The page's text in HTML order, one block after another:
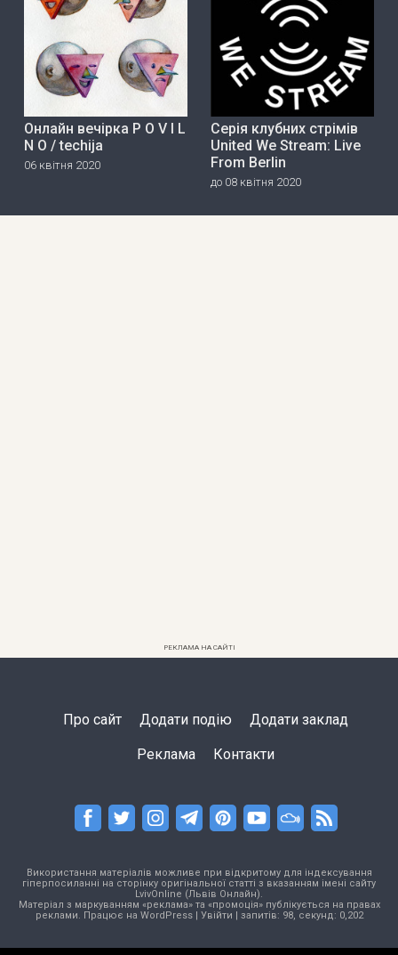
Онлайн вечірка P O V I L
N O / techija
06 квітня 2020
Серія клубних стрімів
United We Stream: Live
From Berlin
до 08 квітня 2020
РЕКЛАМА НА САЙТІ
Про сайт Додати подію Додати заклад
Реклама Контакти
Використання матеріалів можливе при відкритому для індексування
гіперпосиланні на сторінку оригінальної статті з вказанням імені сайту
LvivOnline (Львів Онлайн).
Матеріал з маркуванням «реклама» та «промоція» публікується на правах
реклами. Працює на WordPress| Увійти | запитів: 98, секунд: 0,202